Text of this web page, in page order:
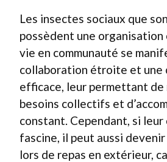
Les insectes sociaux que
possèdent une organisation
vie en communauté se
collaboration étroite et une
efficace, leur permettant de
besoins collectifs et
constant. Cependant, si
fascine, il peut aussi
lors de repas en extérieur,